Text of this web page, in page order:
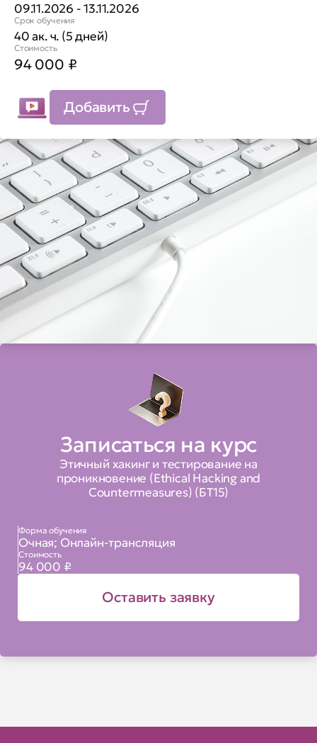
09.11.2026 - 13.11.2026
Срок обучения
40 ак. ч. (5 дней)
Стоимость
94 000 ₽
Добавить
Записаться на курс
Этичный хакинг и тестирование на
проникновение (Ethical Hacking and
Countermeasures) (БТ15)
Форма обучения
Очная; Онлайн-трансляция
Стоимость
94 000 ₽
Оставить заявку